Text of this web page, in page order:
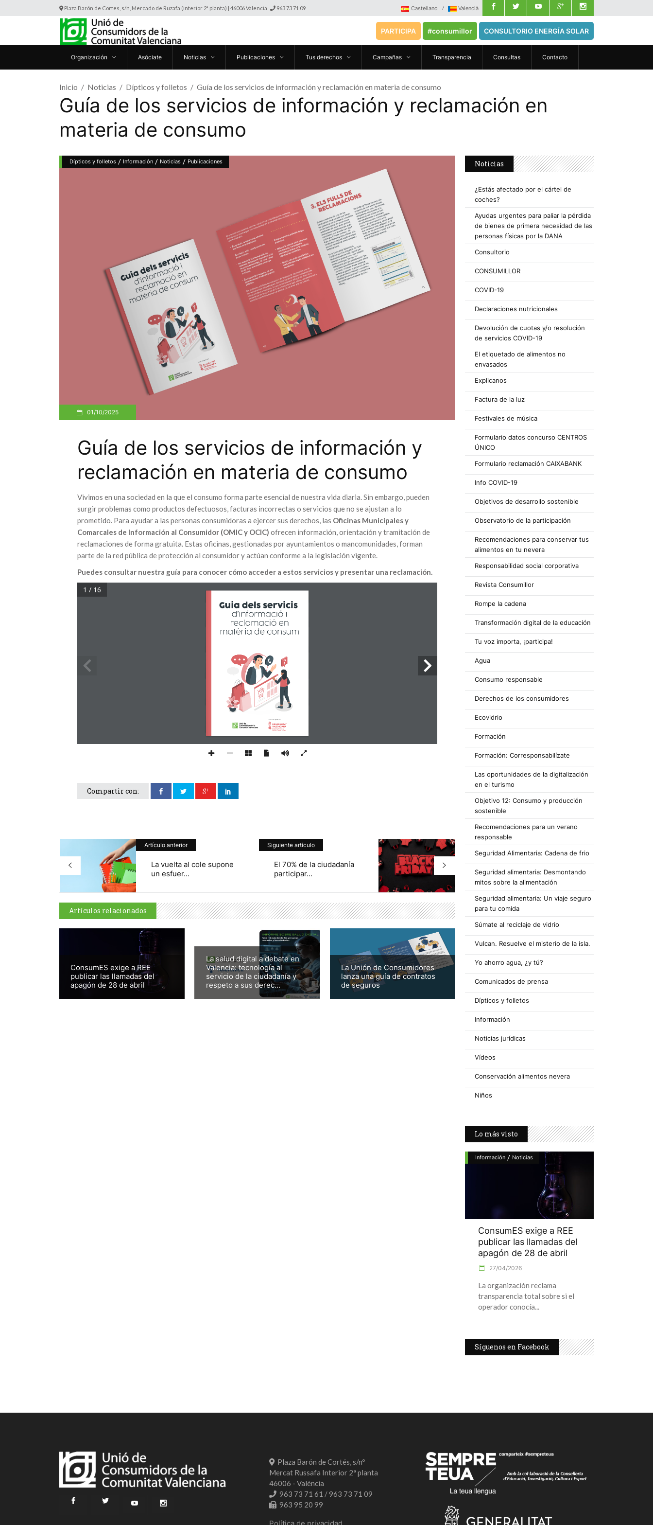
Plaza Barón de Cortes, s/n, Mercado de Ruzafa (interior 2ª planta) | 46006 Valencia 963 73 71 09 Castellano Valencià
PARTICIPA #consumillor CONSULTORIO ENERGÍA SOLAR
Organización Asóciate Noticias Publicaciones Tus derechos Campañas Transparencia Consultas Contacto
Inicio Noticias Dípticos y folletos Guía de los servicios de información y reclamación en materia de consumo
Guía de los servicios de información y reclamación en
materia de consumo
Dípticos y folletos / Información / Noticias / Publicaciones
01/10/2025
Guía de los servicios de información y
reclamación en materia de consumo
Vivimos en una sociedad en la que el consumo forma parte esencial de nuestra vida diaria. Sin embargo, pueden
surgir problemas como productos defectuosos, facturas incorrectas o servicios que no se ajustan a lo
prometido. Para ayudar a las personas consumidoras a ejercer sus derechos, las Oficinas Municipales y
Comarcales de Información al Consumidor (OMIC y OCIC) ofrecen información, orientación y tramitación de
reclamaciones de forma gratuita. Estas oficinas, gestionadas por ayuntamientos o mancomunidades, forman
parte de la red pública de protección al consumidor y actúan conforme a la legislación vigente.
Puedes consultar nuestra guía para conocer cómo acceder a estos servicios y presentar una reclamación.
Guia dels servicis
d’informació i
reclamació en
matèria de consum
Amb el suport de:
1 / 16
Compartir con:
Artículo anterior
La vuelta al cole supone
un esfuer...
Siguiente artículo
El 70% de la ciudadanía
participar...
Artículos relacionados
ConsumES exige a REE
publicar las llamadas del
apagón de 28 de abril
La salud digital a debate en
Valencia: tecnología al
servicio de la ciudadanía y
respeto a sus derec...
La Unión de Consumidores
lanza una guía de contratos
de seguros
Noticias
¿Estás afectado por el cártel de
coches?
Ayudas urgentes para paliar la pérdida
de bienes de primera necesidad de las
personas físicas por la DANA
Consultorio
CONSUMILLOR
COVID-19
Declaraciones nutricionales
Devolución de cuotas y/o resolución
de servicios COVID-19
El etiquetado de alimentos no
envasados
Explicanos
Factura de la luz
Festivales de música
Formulario datos concurso CENTROS
ÚNICO
Formulario reclamación CAIXABANK
Info COVID-19
Objetivos de desarrollo sostenible
Observatorio de la participación
Recomendaciones para conservar tus
alimentos en tu nevera
Responsabilidad social corporativa
Revista Consumillor
Rompe la cadena
Transformación digital de la educación
Tu voz importa, ¡participa!
Agua
Consumo responsable
Derechos de los consumidores
Ecovidrio
Formación
Formación: Corresponsabilízate
Las oportunidades de la digitalización
en el turismo
Objetivo 12: Consumo y producción
sostenible
Recomendaciones para un verano
responsable
Seguridad Alimentaria: Cadena de frio
Seguridad alimentaria: Desmontando
mitos sobre la alimentación
Seguridad alimentaria: Un viaje seguro
para tu comida
Súmate al reciclaje de vidrio
Vulcan. Resuelve el misterio de la isla.
Yo ahorro agua, ¿y tú?
Comunicados de prensa
Dípticos y folletos
Información
Noticias jurídicas
Vídeos
Conservación alimentos nevera
Niños
Lo más visto
Información / Noticias
ConsumES exige a REE
publicar las llamadas del
apagón de 28 de abril
27/04/2026
La organización reclama
transparencia total sobre si el
operador conocía
Síguenos en Facebook
Plaza Barón de Cortés, s/nº
Mercat Russafa Interior 2ª planta
46006 - València
963 73 71 61 / 963 73 71 09
963 95 20 99
Política de privacidad